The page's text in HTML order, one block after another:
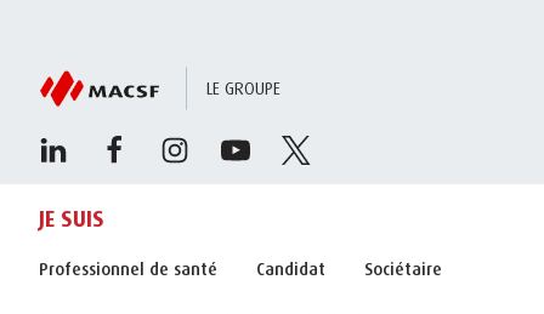
LE GROUPE
JE SUIS
Professionnel de santé Candidat Sociétaire